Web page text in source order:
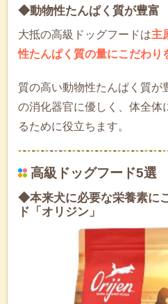
◆動物性たんぱく質が豊富
大抵の高級ドッグフードは主
性たんぱく質の量にこだわり
質の高い動物性たんぱく質が
の消化器官に優しく、体全体
るために役立ちます。
高級ドッグフード5選
◆本来犬に必要な栄養素に
ド「オリジン」